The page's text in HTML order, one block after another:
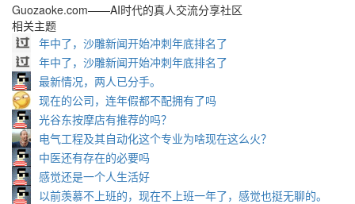
Guozaoke.com——AI时代的真人交流分享社区
相关主题
年中了，沙雕新闻开始冲刺年底排名了
年中了，沙雕新闻开始冲刺年底排名了
最新情况，两人已分手。
现在的公司，连年假都不配拥有了吗
光谷东按摩店有推荐的吗？
电气工程及其自动化这个专业为啥现在这么火？
中医还有存在的必要吗
感觉还是一个人生活好
以前羡慕不上班的，现在不上班一年了，感觉也挺无聊的。